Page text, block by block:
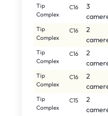
Tip
Complex
C16
3
Tip
Complex
C16
2
Tip
Complex
C16
2
Tip
Complex
C16
2
Tip
Complex
C15
2